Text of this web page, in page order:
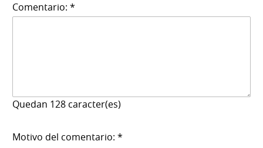
Comentario: *
Quedan 128 caracter(es)
Motivo del comentario: *